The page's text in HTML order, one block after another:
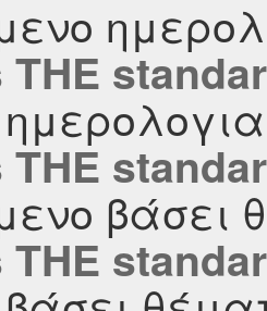
ΤΗΕ
ΤΗΕ
βάσει
ΤΗΕ